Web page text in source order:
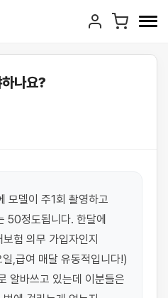
나요?
모델이 주1회 촬영하고
50정도됩니다. 한달에
험 의무 가입자인지
,급여 매달 유동적입니다!)
알바쓰고 있는데 이분들은